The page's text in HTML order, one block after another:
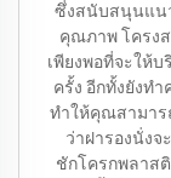
ซึ่งสนับสนุนแน
คุณภาพ โครง
เพียงพอที่จะให้
ครั้ง อีกทั้งยังท
ทำให้คุณสามาร
ว่าฝารองนั่งจ
ชักโครกพลาส